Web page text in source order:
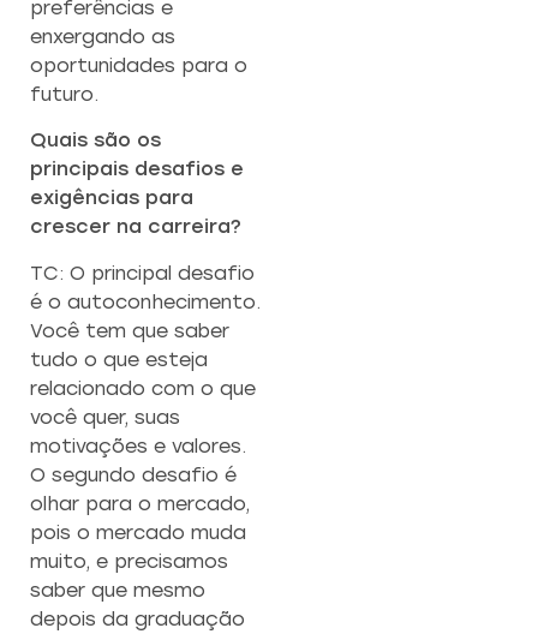
preferências e
enxergando as
oportunidades para o
futuro.
Quais são os
principais desafios e
exigências para
crescer na carreira?
TC: O principal desafio
é o autoconhecimento.
Você tem que saber
tudo o que esteja
relacionado com o que
você quer, suas
motivações e valores.
O segundo desafio é
olhar para o mercado,
pois o mercado muda
muito, e precisamos
saber que mesmo
depois da graduação